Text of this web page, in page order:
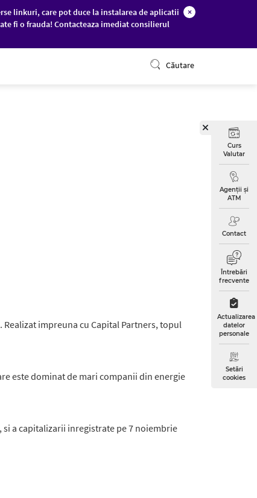
linkuri, care pot duce la instalarea de aplicatii
fi o frauda! Contacteaza imediat consilierul
×
Căutare
Curs
Valutar
Agenții și
ATM
Contact
Întrebări
frecvente
Actualizarea
datelor
personale
Setări
cookies
Realizat impreuna cu Capital Partners, topul
este dominat de mari companii din energie
a capitalizarii inregistrate pe 7 noiembrie